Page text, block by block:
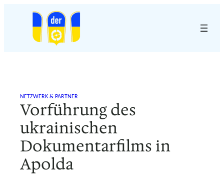
NETZWERK & PARTNER
Vorführung des
ukrainischen
Dokumentarfilms in
Apolda